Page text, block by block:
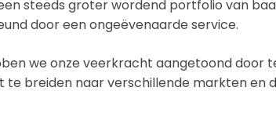
steeds groter wordend portfolio van
door een ongeëvenaarde service.
we onze veerkracht aangetoond door
te breiden naar verschillende markten en